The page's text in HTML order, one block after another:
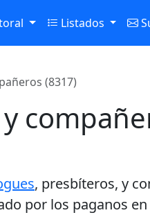
Listados
(8317)
, presbíteros, y
por los paganos